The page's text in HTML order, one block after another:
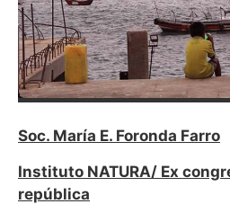
Soc. María E. Foronda Farro
Instituto NATURA/ Ex
república